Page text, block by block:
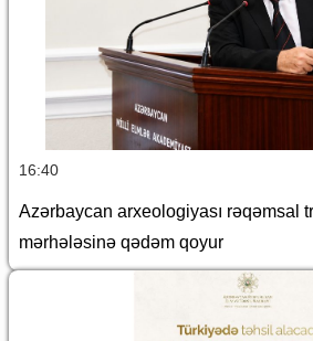
16:40
Azərbaycan arxeologiyası rəqəmsal
mərhələsinə qədəm qoyur